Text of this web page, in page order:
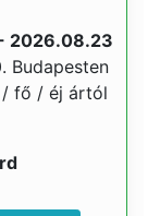
2026.08.23
Budapesten
/ fő / éj ártól